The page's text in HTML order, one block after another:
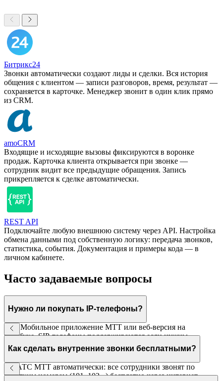
Битрикс24
Звонки автоматически создают лиды и сделки. Вся история
общения с клиентом — записи разговоров, время, результат —
сохраняется в карточке. Менеджер звонит в один клик прямо
из CRM.
amoCRM
Входящие и исходящие вызовы фиксируются в воронке
продаж. Карточка клиента открывается при звонке —
сотрудник видит все предыдущие обращения. Запись
прикрепляется к сделке автоматически.
REST API
Подключайте любую внешнюю систему через API. Настройка
обмена данными под собственную логику: передача звонков,
статистика, события. Документация и примеры кода — в
личном кабинете.
Часто задаваемые вопросы
Нужно ли покупать IP-телефоны?
Нет. Мобильное приложение МТТ или веб-версия на
ноутбуке. SIP-телефоны поддерживаются если нужны
стационарные.
Как сделать внутренние звонки бесплатными?
В ВАТС МТТ автоматически: все сотрудники звонят по
коротким номерам (101, 102...) бесплатно через интернет.